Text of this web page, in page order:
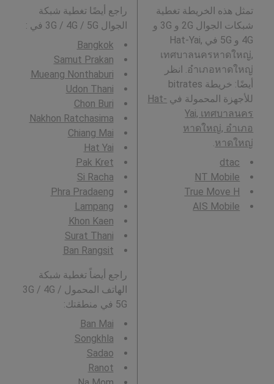
تمثل هذه الخريطة تغطية
شبكات الجوال 2G و 3G و
4G و 5G في Hat-Yai,
เทศบาลนครหาดใหญ่,
อำเภอหาดใหญ่. انظر
أيضًا: خريطة bitrates
للأجهزة المحمولة في Hat-
Yai, เทศบาลนคร
หาดใหญ่, อำเภอ
หาดใหญ่
dtac
NT Mobile
True Move H
AIS Mobile
راجع أيضًا تغطية شبكة
الجوال 3G / 4G / 5G في
:
Bangkok
Samut Prakan
Mueang Nonthaburi
Udon Thani
Chon Buri
Nakhon Ratchasima
Chiang Mai
Hat Yai
Pak Kret
Si Racha
Phra Pradaeng
Lampang
Khon Kaen
Surat Thani
Ban Rangsit
راجع أيضاً تغطية شبكة
الهاتف المحمول 3G / 4G /
5G في منطقتك:
Ban Mai
Songkhla
Sadao
Ranot